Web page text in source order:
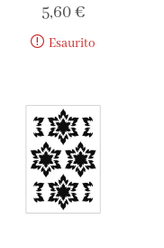
5,60€
Esaurito